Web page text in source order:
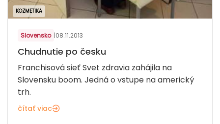
KOZMETIKA
Slovensko |08.11.2013
Chudnutie po česku
Franchisová sieť Svet zdravia zahájila na
Slovensku boom. Jedná o vstupe na americký
trh.
čítať viac